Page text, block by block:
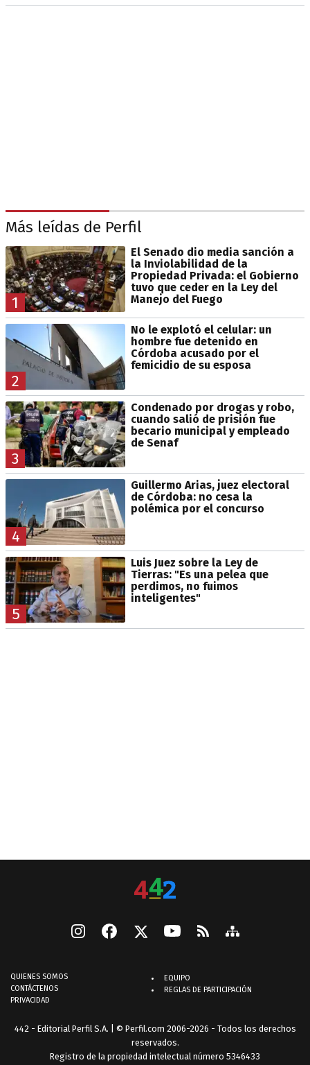
Más leídas de Perfil
1
El Senado dio media sanción a
la Inviolabilidad de la
Propiedad Privada: el Gobierno
tuvo que ceder en la Ley del
Manejo del Fuego
2
No le explotó el celular: un
hombre fue detenido en
Córdoba acusado por el
femicidio de su esposa
3
Condenado por drogas y robo,
cuando salió de prisión fue
becario municipal y empleado
de Senaf
4
Guillermo Arias, juez electoral
de Córdoba: no cesa la
polémica por el concurso
5
Luis Juez sobre la Ley de
Tierras: "Es una pelea que
perdimos, no fuimos
inteligentes"
QUIENES SOMOS
CONTÁCTENOS
PRIVACIDAD
EQUIPO
REGLAS DE PARTICIPACIÓN
442 - Editorial Perfil S.A. | © Perfil.com 2006-2026 - Todos los derechos
reservados.
Registro de la propiedad intelectual número 5346433